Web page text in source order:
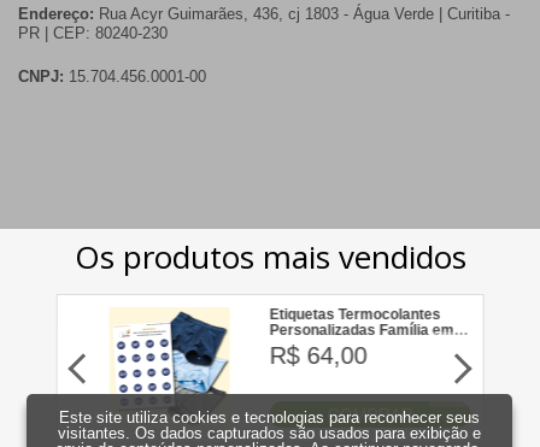
Endereço: Rua Acyr Guimarães, 436, cj 1803 - Água Verde | Curitiba -
PR | CEP: 80240-230
CNPJ: 15.704.456.0001-00
Este site utiliza cookies e tecnologias para reconhecer seus
visitantes. Os dados capturados são usados para exibição e